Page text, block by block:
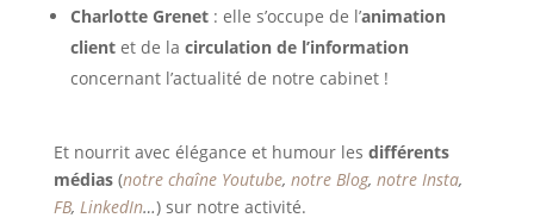
Charlotte Grenet: elle s’occupe de l’animation
clientet de la circulation de l’information
concernant l’actualité de notre cabinet !
Et nourrit avec élégance et humour les différents
médias(notre chaîne Youtube, notre Blog, notre Insta,
FB, LinkedIn…) sur notre activité.